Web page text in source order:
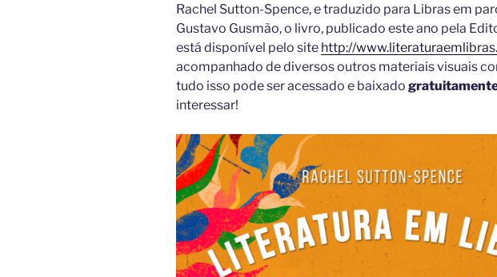
Rachel Sutton-Spence, e traduzido para Libras em
Gustavo Gusmão, o livro, publicado este ano pela
está disponível pelo site http://
acompanhado de diversos outros materiais visuais
tudo isso pode ser acessado e baixado
interessar!